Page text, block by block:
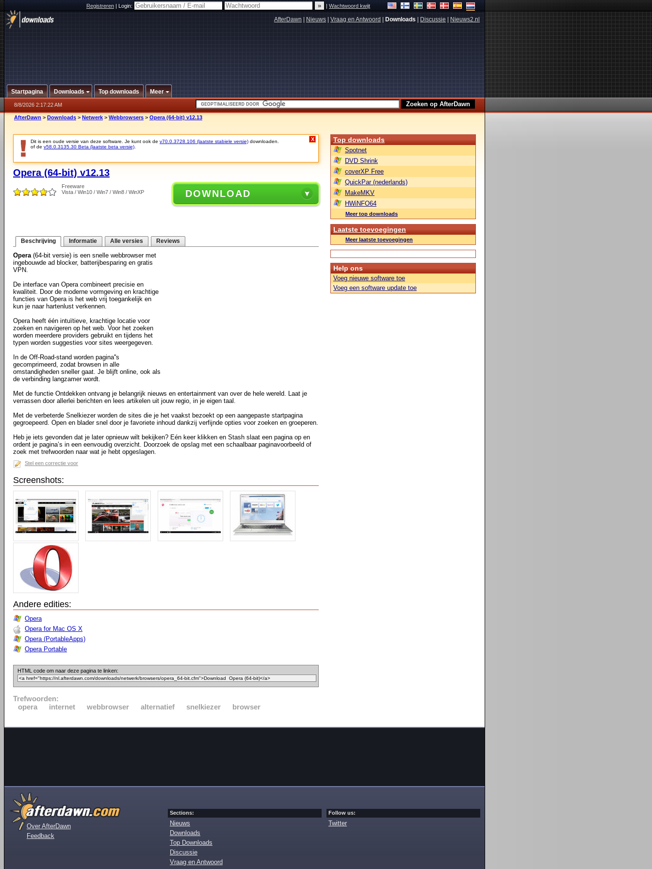
Registreren|Login: |Wachtwoord kwijt
AfterDawn Nieuws Vraag en Antwoord Downloads Discussie Nieuws2.nl
Startpagina Downloads Top downloads Meer
8/8/2026 2:17:22 AM
AfterDawn > Downloads > Netwerk > Webbrowsers > Opera (64-bit) v12.13
Dit is een oude versie van deze software. Je kunt ook de v70.0.3728.106 (laatste stabiele versie) downloaden.
of de v58.0.3135.30 Beta (laatste beta versie)
X
Opera (64-bit) v12.13
Freeware
Vista / Win10 / Win7 / Win8 / WinXP
DOWNLOAD
Beschrijving Informatie Alle versies Reviews
Opera(64-bit versie) is een snelle webbrowser met
ingebouwde ad blocker, batterijbesparing en gratis
VPN.
De interface van Opera combineert precisie en
kwaliteit. Door de moderne vormgeving en krachtige
functies van Opera is het web vrij toegankelijk en
kun je naar hartenlust verkennen.
Opera heeft één intuïtieve, krachtige locatie voor
zoeken en navigeren op het web. Voor het zoeken
worden meerdere providers gebruikt en tijdens het
typen worden suggesties voor sites weergegeven.
In de Off-Road-stand worden pagina''s
gecomprimeerd, zodat browsen in alle
omstandigheden sneller gaat. Je blijft online, ook als
de verbinding langzamer wordt.
Met de functie Ontdekken ontvang je belangrijk nieuws en entertainment van over de hele wereld. Laat je
verrassen door allerlei berichten en lees artikelen uit jouw regio, in je eigen taal.
Met de verbeterde Snelkiezer worden de sites die je het vaakst bezoekt op een aangepaste startpagina
gegroepeerd. Open en blader snel door je favoriete inhoud dankzij verfijnde opties voor zoeken en groeperen.
Heb je iets gevonden dat je later opnieuw wilt bekijken? Eén keer klikken en Stash slaat een pagina op en
ordent je pagina’s in een eenvoudig overzicht. Doorzoek de opslag met een schaalbaar paginavoorbeeld of
zoek met trefwoorden naar wat je hebt opgeslagen.
Stel een correctie voor
Screenshots:
Andere edities:
Opera
Opera for Mac OS X
Opera (PortableApps)
Opera Portable
HTML code om naar deze pagina te linken:
Trefwoorden:
opera
internet webbrowser alternatief snelkiezer browser
Top downloads
Spotnet
DVD Shrink
coverXP Free
QuickPar (nederlands)
MakeMKV
HWiNFO64
Meer top downloads
Laatste toevoegingen
Meer laatste toevoegingen
Help ons
Voeg nieuwe software toe
Voeg een software update toe
Over AfterDawn
Feedback
Sections:
Nieuws
Downloads
Top Downloads
Discussie
Vraag en Antwoord
Follow us:
Twitter